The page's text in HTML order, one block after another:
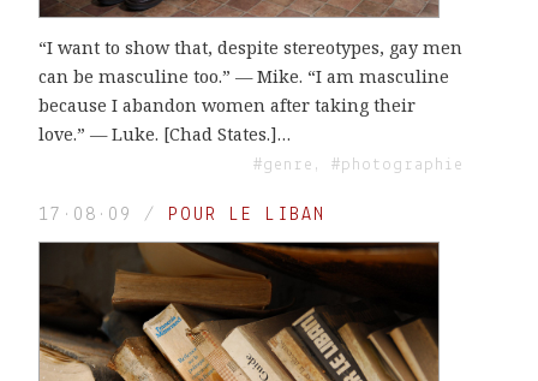
“I want to show that, despite stereotypes, gay men
can be masculine too.” — Mike. “I am masculine
because I abandon women after taking their
love.” — Luke. [Chad States.]…
#genre, #photographie
17·08·09 / POUR LE LIBAN